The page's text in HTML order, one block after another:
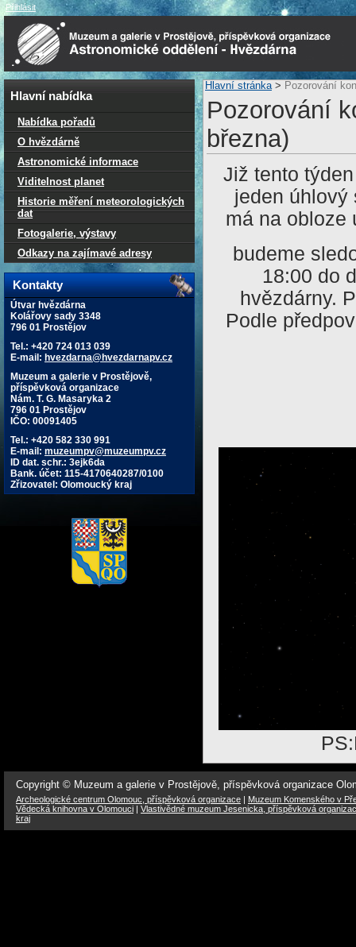
Hlavní nabídka
Nabídka pořadů
O hvězdárně
Astronomické informace
Viditelnost planet
Historie měření meteorologických
dat
Fotogalerie, výstavy
Odkazy na zajímavé adresy
Kontakty
Útvar hvězdárna
Kolářovy sady 3348
796 01 Prostějov
Tel.: +420 724 013 039
E-mail: hvezdarna@hvezdarnapv.cz
Muzeum a galerie v Prostějově,
příspěvková organizace
Nám. T. G. Masaryka 2
796 01 Prostějov
IČO: 00091405
Tel.: +420 582 330 991
E-mail: muzeumpv@muzeumpv.cz
ID dat. schr.: 3ejk6da
Bank. účet: 115-4170640287/0100
Zřizovatel: Olomoucký kraj
Hlavní stránka> Pozorování
Pozorování
března)
Již tento
jeden úhlový
má na obloze
budeme
18:00 do
hvězdárny.
Podle
Copyright © Muzeum a galerie v Prostějově, příspěvková organizace
Archeologické centrum Olomouc, příspěvková organizace | Muzeum Komenského v
Vědecká knihovna v Olomouci | Vlastivědné muzeum Jesenicka, příspěvková
kraj
Přihlásit